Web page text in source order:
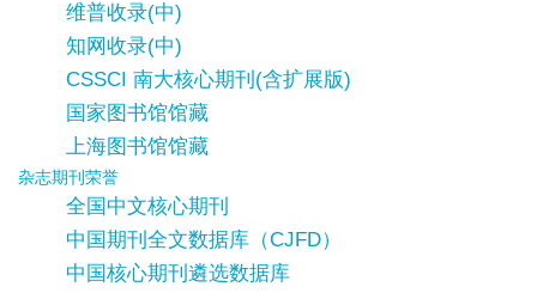
维普收录(中)
知网收录(中)
CSSCI 南大核心期刊(含扩展版)
国家图书馆馆藏
上海图书馆馆藏
杂志期刊荣誉
全国中文核心期刊
中国期刊全文数据库（CJFD）
中国核心期刊遴选数据库